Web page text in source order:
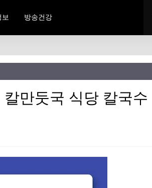
보 방송건강
만둣국 식당 칼국수